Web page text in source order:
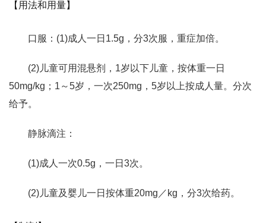
【用法和用量】
口服：(1)成人一日1.5g，分3次服，重症加倍。
(2)儿童可用混悬剂，1岁以下儿童，按体重一日
50mg/kg；1～5岁，一次250mg，5岁以上按成人量。分次
给予。
静脉滴注：
(1)成人一次0.5g，一日3次。
(2)儿童及婴儿一日按体重20mg／kg，分3次给药。